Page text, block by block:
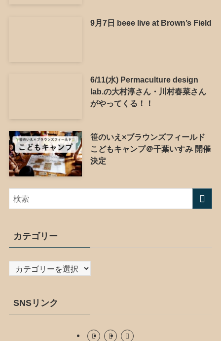
9月7日 beee live at Brown’s Field
6/11(水) Permaculture design
lab.の大村淳さん・川村春菜さん
がやってくる！！
笹のいえ×ブラウンズフィールド
こどもキャンプ＠千葉いすみ 開催
決定
カテゴリー
テ
リ
ー
SNSリンク